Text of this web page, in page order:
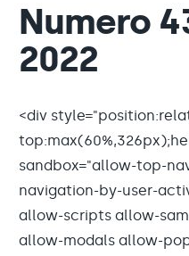
Numero
2022
<div
sandbox="allow-top-
navigation-by-user-
allow-scripts allow-
allow-modals allow-